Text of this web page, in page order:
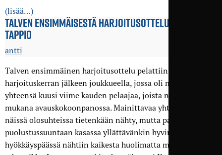
(lisää…)
TALVEN ENSIMMÄISESTÄ HARJOITUS­OTTELUSTA NIUKKA
TAPPIO
antti
Talven ensimmäinen harjoitusottelu pelattiin kolmen
harjoituskerran jälkeen joukkueella, jossa oli mukana
yhteensä kuusi viime kauden pelaajaa, joista neljä oli
mukana avauskokoonpanossa. Mainittavaa yhteispeliä ei
näissä olosuhteissa tietenkään nähty, mutta pakka pysyi
puolustussuuntaan kasassa yllättävänkin hyvin, ja myös
hyökkäyspäässä nähtiin kaikesta huolimatta muutama